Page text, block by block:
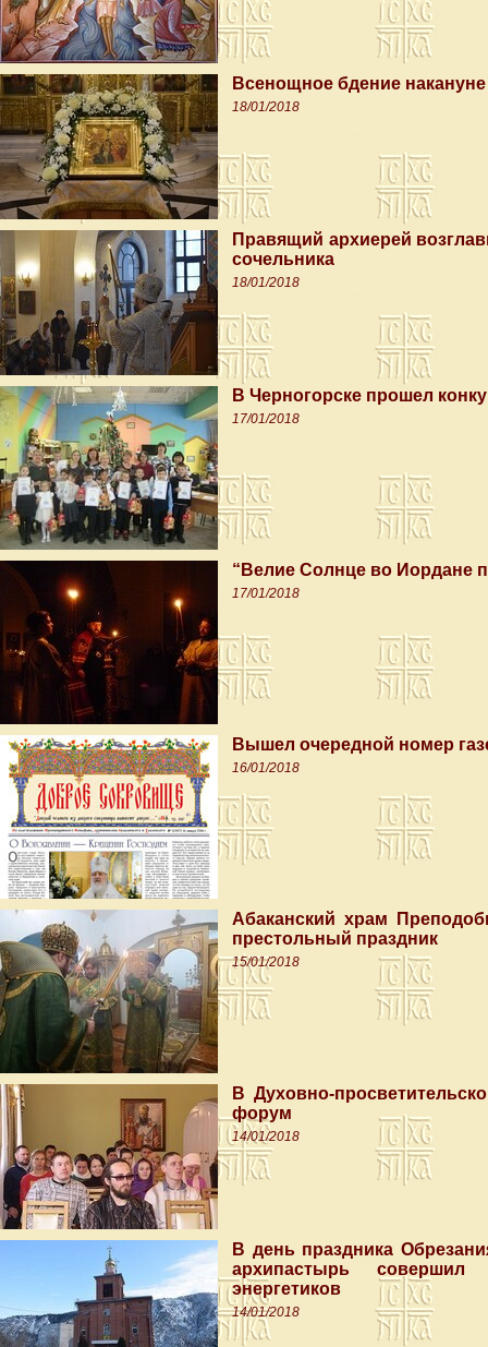
Всенощное бдение
18/01/2018
Правящий архиерей
сочельника
18/01/2018
В Черногорске прошел
17/01/2018
“Велие Солнце во Иордане
17/01/2018
Вышел очередной номер
16/01/2018
Абаканский храм
престольный праздник
15/01/2018
В Духовно-
форум
14/01/2018
В день праздника
архипастырь
энергетиков
14/01/2018